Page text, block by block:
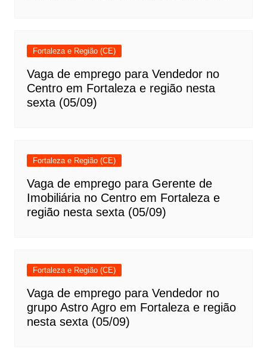
Fortaleza e Região (CE)
Vaga de emprego para Vendedor no
Centro em Fortaleza e região nesta
sexta (05/09)
Fortaleza e Região (CE)
Vaga de emprego para Gerente de
Imobiliária no Centro em Fortaleza e
região nesta sexta (05/09)
Fortaleza e Região (CE)
Vaga de emprego para Vendedor no
grupo Astro Agro em Fortaleza e região
nesta sexta (05/09)